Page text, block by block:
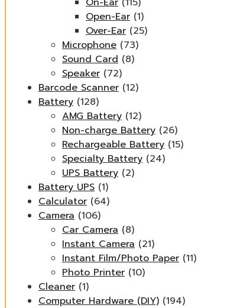
Open-Ear (1)
Over-Ear (25)
Microphone (73)
Sound Card (8)
Speaker (72)
Barcode Scanner (12)
Battery (128)
AMG Battery (12)
Non-charge Battery (26)
Rechargeable Battery (15)
Specialty Battery (24)
UPS Battery (2)
Battery UPS (1)
Calculator (64)
Camera (106)
Car Camera (8)
Instant Camera (21)
Instant Film/Photo Paper (11)
Photo Printer (10)
Cleaner (1)
Computer Hardware (DIY) (194)